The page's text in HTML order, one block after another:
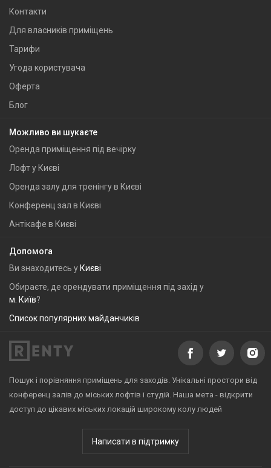
Контакти
Для власників приміщень
Тарифи
Угода користувача
Оферта
Блог
Можливо ви шукаєте
Оренда приміщення під вечірку
Лофт у Києві
Оренда залу для тренінгу в Києві
Конференц зал в Києві
Антікафе в Києві
Допомога
Ви знаходитесь у Києві
Обираєте, де орендувати приміщення під захід у
м. Київ?
Список популярних майданчиків
Пошук і порівняння приміщень для заходів. Унікальні простори від
конференц залів до міських лофтів і студій. Наша мета - відкрити
доступ до цікавих міських локацій широкому колу людей
Написати в підтримку